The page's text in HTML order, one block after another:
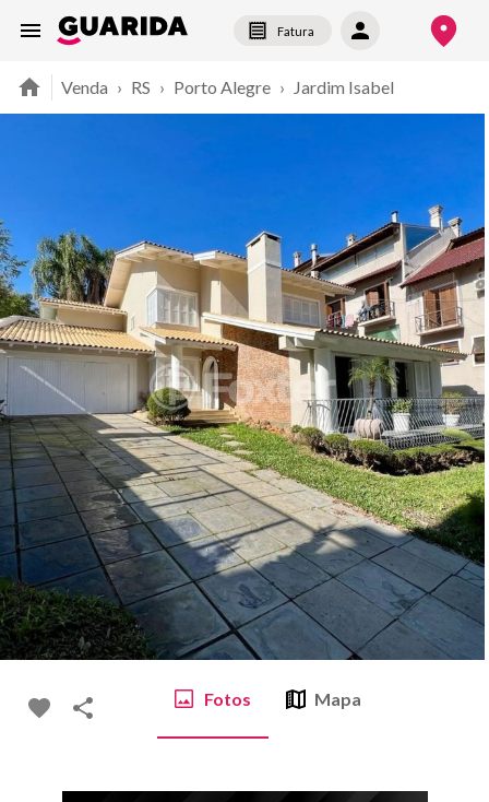
Fatura
Venda › RS › Porto Alegre › Jardim Isabel
Fotos Mapa